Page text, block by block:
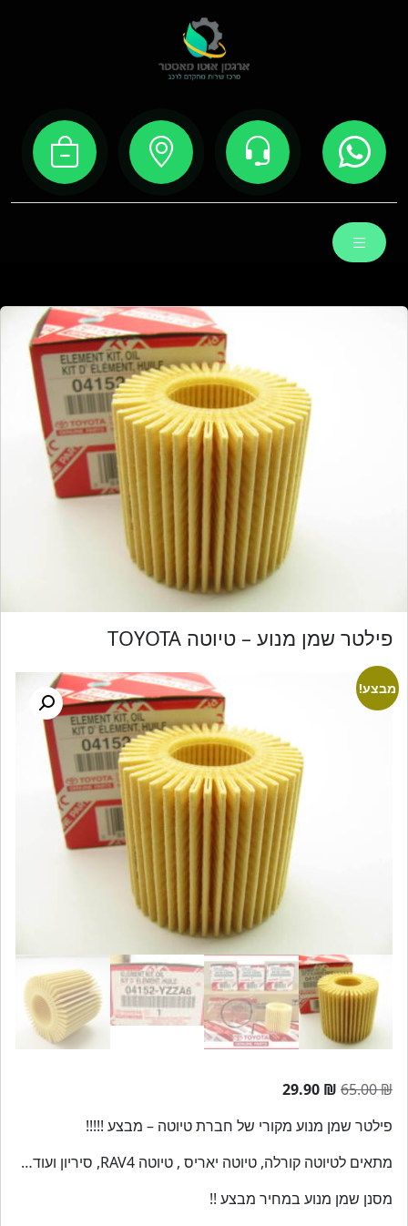
פילטר שמן מנוע – טיוטה TOYOTA
מבצע!
65.00₪
המחיר
היה:
65.00 ₪.
29.90 ₪
המחיר
הוא:
29.90 ₪.
פילטר שמן מנוע מקורי של חברת טיוטה – מבצע !!!!!
מתאים לטיוטה קורלה, טיוטה יאריס , טיוטה RAV4, סיריון ועוד…
מסנן שמן מנוע במחיר מבצע !!